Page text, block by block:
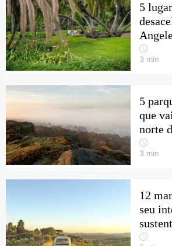
5
3 min
5
que
norte
3 min
12
seu